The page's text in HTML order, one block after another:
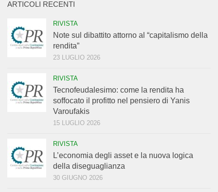
ARTICOLI RECENTI
RIVISTA
Note sul dibattito attorno al “capitalismo della
rendita”
23 LUGLIO 2026
RIVISTA
Tecnofeudalesimo: come la rendita ha
soffocato il profitto nel pensiero di Yanis
Varoufakis
15 LUGLIO 2026
RIVISTA
L’economia degli asset e la nuova logica
della diseguaglianza
30 GIUGNO 2026